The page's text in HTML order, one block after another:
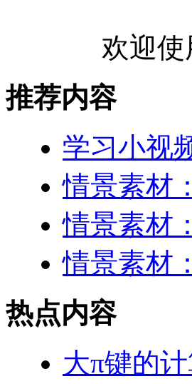
欢迎
推荐内容
学习小视
情景素材
情景素材
情景素材
热点内容
大π键的